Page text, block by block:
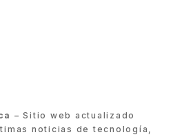
– Sitio web actualizado
noticias de tecnología,